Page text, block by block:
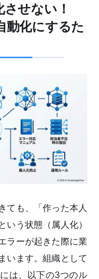
させない！
動化にするた
ても、「作った本人
いう状態（属人化）
ラーが起きた際に業
います。組織として
は、以下の3つのル